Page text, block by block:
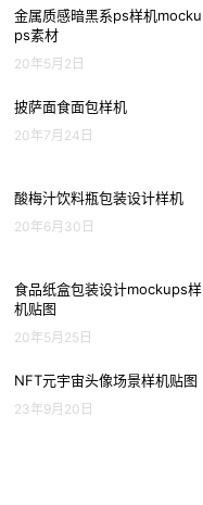
金属质感暗黑系ps样机mocku
ps素材
20年5月2日
披萨面食面包样机
20年7月24日
酸梅汁饮料瓶包装设计样机
20年6月30日
食品纸盒包装设计mockups样
机贴图
20年5月25日
NFT元宇宙头像场景样机贴图
23年9月20日